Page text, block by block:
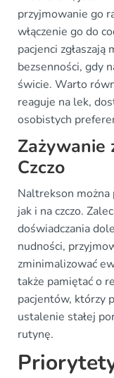
przyjmowanie go
włączenie go do
pacjenci
bezsenności, gdy
świcie. Warto
reaguje na lek,
osobistych
Zażywanie
Czczo
Naltrekson można
jak i na czczo.
doświadczania
nudności,
zminimalizować
także pamiętać o
pacjentów, którzy
ustalenie stałej
rutynę.